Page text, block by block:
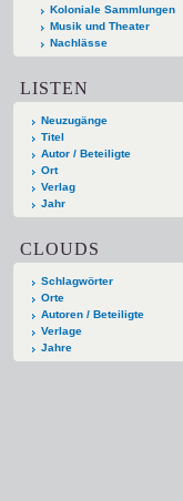
Koloniale Sammlungen
Musik und Theater
Nachlässe
LISTEN
Neuzugänge
Titel
Autor / Beteiligte
Ort
Verlag
Jahr
CLOUDS
Schlagwörter
Orte
Autoren / Beteiligte
Verlage
Jahre